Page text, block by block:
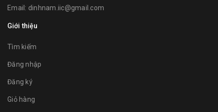
Email: dinhnam.iic@gmail.com
Giới thiệu
Tìm kiếm
Đăng nhập
Đăng ký
Giỏ hàng